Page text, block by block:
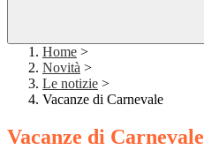
Home >
Novità >
Le notizie >
Vacanze di Carnevale
Vacanze di Carnevale